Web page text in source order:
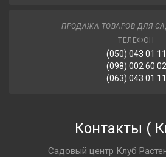
ПРОДАЖА ТОВАРОВ ДЛЯ
ТЕЛЕФОН
(050) 043 01 11
(098) 002 60 02
(063) 043 01 11
Контакты (
Садовый центр Клуб